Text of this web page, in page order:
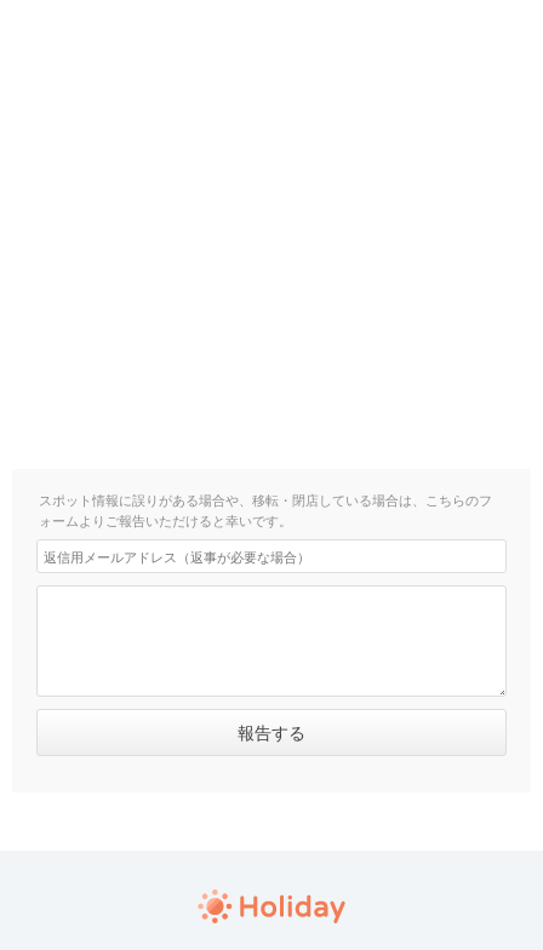
スポット情報に誤りがある場合や、移転・閉店している場合は、こちらのフ
ォームよりご報告いただけると幸いです。